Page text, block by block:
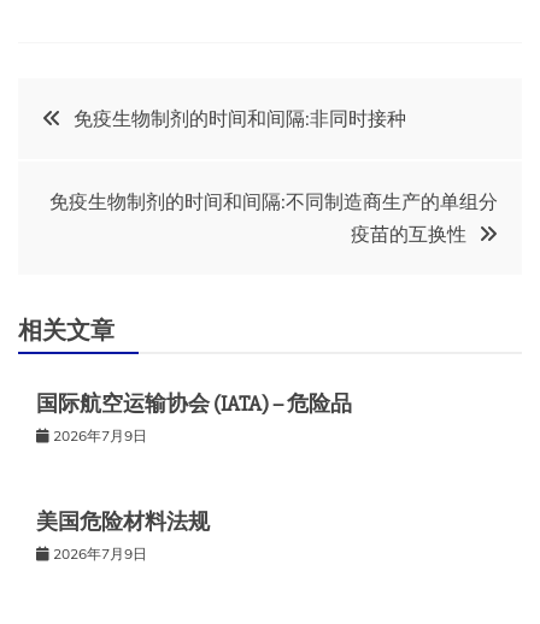
文
免疫生物制剂的时间和间隔:非同时接种
免疫生物制剂的时间和间隔:不同制造商生产的单组分
疫苗的互换性
相关文章
国际航空运输协会 (IATA) – 危险品
2026年7月9日
美国危险材料法规
2026年7月9日